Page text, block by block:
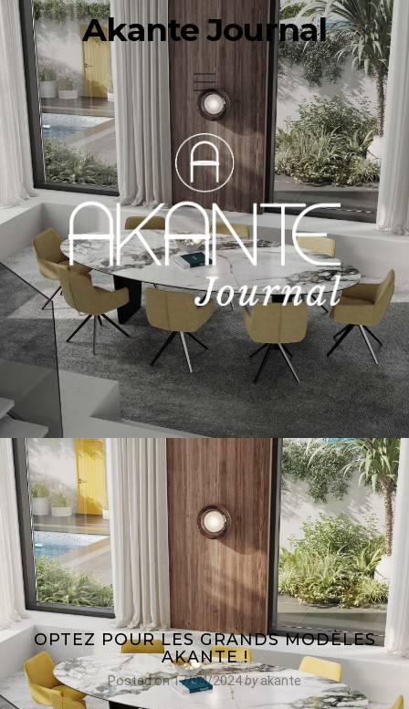
Akante Journal
OPTEZ POUR LES GRANDS MODÈLES
AKANTE !
Posted on17/04/2024byakante